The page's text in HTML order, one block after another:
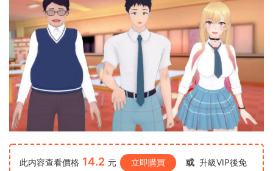
此内容查看價格 14.2 元 立即購買 或 升級VIP後免